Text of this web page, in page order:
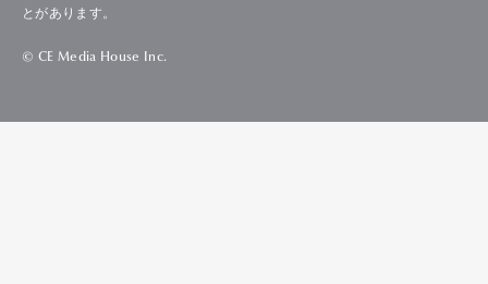
とがあります。
© CE Media House Inc.